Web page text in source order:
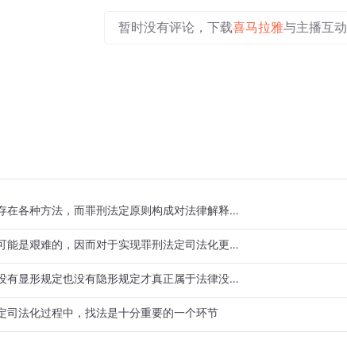
暂时没有评论，下载喜马拉雅与主播互动
法律解释存在各种方法，而罪刑法定原则构成对法律解释的某种限制
找法有时可能是艰难的，因而对于实现罪刑法定司法化更具有重要意义
只有法律没有显形规定也没有隐形规定才真正属于法律没有明文规定
司法化过程中，找法是十分重要的一个环节